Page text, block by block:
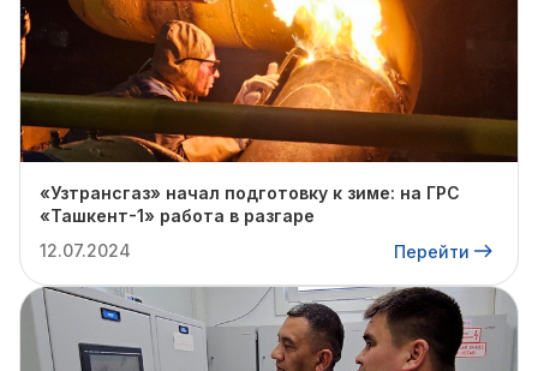
«Узтрансгаз» начал подготовку к зиме: на ГРС
«Ташкент-1» работа в разгаре
12.07.2024
Перейти